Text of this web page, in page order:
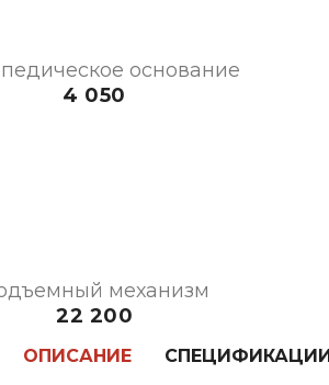
основание
4 050
механизм
22 200
ОПИСАНИЕ СПЕЦИФИКАЦИИ